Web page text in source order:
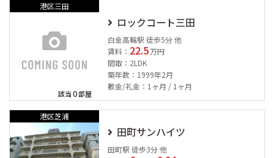
港区三田
該当0部屋
ロックコート三田
白金高輪駅 徒歩5分 他
賃料： 22.5 万円
間取：2LDK
築年数：1999年2月
敷金/礼金：1ヶ月 / 1ヶ月
港区芝浦
田町サンハイツ
田町駅 徒歩3分 他